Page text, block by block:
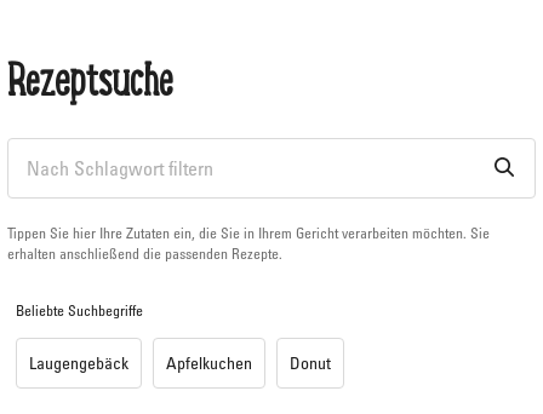
Rezeptsuche
Tippen Sie hier Ihre Zutaten ein, die Sie in Ihrem Gericht verarbeiten möchten. Sie
erhalten anschließend die passenden Rezepte.
Beliebte Suchbegriffe
Laugengebäck Apfelkuchen Donut